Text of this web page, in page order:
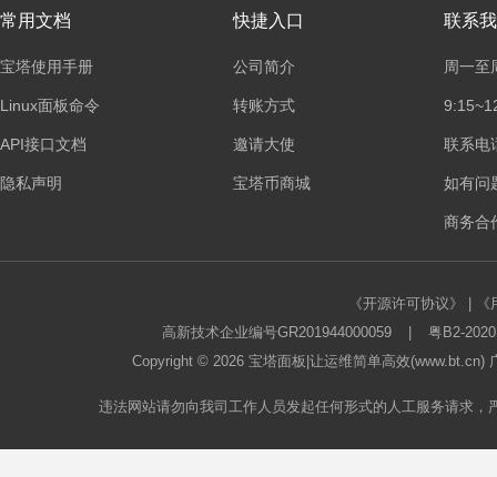
常用文档
宝塔使用手册
Linux面板命令
API接口文档
隐私声明
快捷入口
公司简介
转账方式
邀请大使
宝塔币商城
联系
周一至
联系电
如有问
商务合
《开源许可协议》
高新技术企业编号GR201944000059
粤B2-
Copyright © 2026 宝塔面板 |让运维简单高效
违法网站请勿向我司工作人员发起任何形式的人工服务请求，